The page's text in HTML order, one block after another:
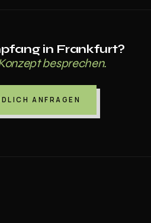
in Frankfurt?
besprechen.
ANFRAGEN